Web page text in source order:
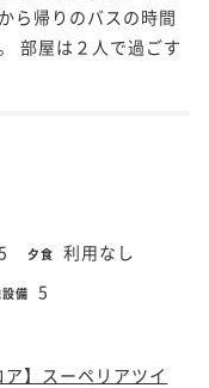
ら帰りのバスの時間
部屋は２人で過ごす
5 夕食 利用なし
備 5
ア】スーペリアツイ